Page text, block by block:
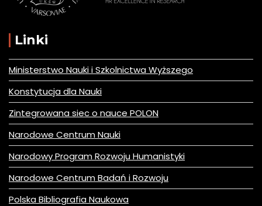
Linki
Ministerstwo Nauki i Szkolnictwa Wyższego
Konstytucja dla Nauki
Zintegrowana siec o nauce POLON
Narodowe Centrum Nauki
Narodowy Program Rozwoju Humanistyki
Narodowe Centrum Badań i Rozwoju
Polska Bibliografia Naukowa